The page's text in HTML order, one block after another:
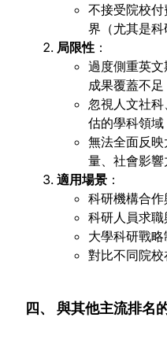
不接受院校
界（尤其是
局限性 ：
過度側重英
成果覆蓋不足
忽視人文社
估的學科領域
無法全面反
量、社會影響
適用場景 ：
科研機構合
科研人員求
大學科研戰
對比不同院
四、 與其他主流排名